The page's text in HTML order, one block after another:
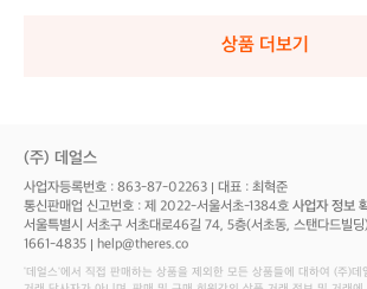
상품 더보기
(주) 데얼스
사업자등록번호 : 863-87-02263 대표 : 최혁준
통신판매업 신고번호 : 제 2022-서울서초-1384호 사업자 정보
서울특별시 서초구 서초대로46길 74, 5층(서초동, 스탠다드빌딩)
1661-4835
help@theres.co
‘데얼스'에서 직접 판매하는 상품을 제외한 모든 상품들에 대하여 (주)데